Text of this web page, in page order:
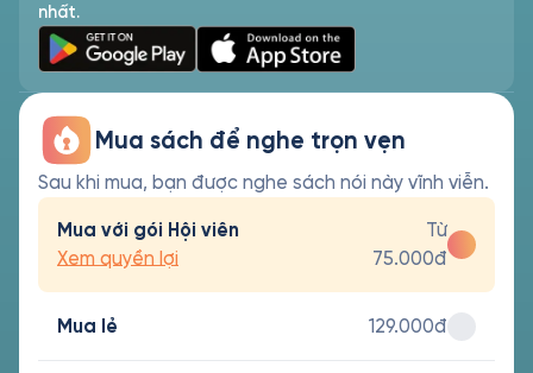
nhất.
Mua sách để nghe trọn vẹn
Sau khi mua, bạn được nghe sách nói này vĩnh viễn.
Mua với gói Hội viên
Xem quyền lợi
Từ
75.000đ
Mua lẻ 129.000đ